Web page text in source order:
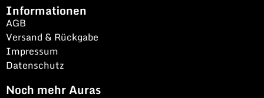
Informationen
AGB
Versand & Rückgabe
Impressum
Datenschutz
Noch mehr Auras